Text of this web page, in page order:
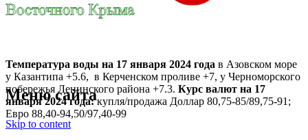
Температура воды на 17 января 2024 года в Азовском море
у Казантипа +5.6, в Керченском проливе +7, у Черноморского
побережья Ленинского района +7.3. Курс валют на 17
января 2024 года:купля/продажа Доллар 80,75-85/89,75-91;
Евро 88,40-94,50/97,40-99
Меню сайта
Skip to content